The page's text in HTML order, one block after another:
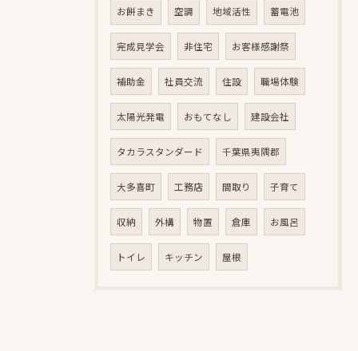
お餅まき 空調 地域活性 蓄電池
完成見学会 非住宅 お客様感謝祭
補助金 社員交流 住設 職場体験
太陽光発電 おもてなし 建設会社
タカラスタンダード 千葉県夷隅郡
大多喜町 工務店 間取り 子育て
収納 外構 物置 倉庫 お風呂
トイレ キッチン 屋根